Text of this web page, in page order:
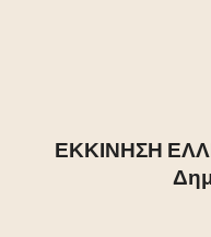
ΕΚΚΙΝΗΣΗ